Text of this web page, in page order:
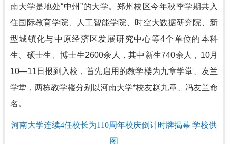
南大学是地处“中州”的大学。郑州校区今年秋季学期共入
住国际教育学院、人工智能学院、时空大数据研究院、新
型城镇化与中原经济区发展研究中心等4个单位的本科
生、硕士生、博士生2600余人，其中新生740余人，10月
10—11日报到入校，首先启用的教学楼为九章学堂、友兰
学堂，两栋教学楼分别以河南大学*校友赵九章、冯友兰命
名。
河南大学连续4任校长为110周年校庆倒计时牌揭幕 学校供
图